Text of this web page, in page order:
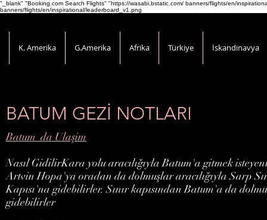
"_blank" "Booking.com Search Flights" "https://wasabi.bstatic.com/ banners/flights/en/
banners/flights/en/inspirational/leaderboard_v1.png
K. Amerika G.Amerika Afrika Türkiye İskandinavya
BATUM GEZİ NOTLARI
Batum da Ulaşim
Nasıl GidilirKara yolu aracılığıyla Batum'a gitmek
Artvin Hopa'ya oradan da dolmuşlar aracılığıyla Sarp
Kapısı'na gidebilirler. Sınır kapısından Batum'a da
gidebilirler